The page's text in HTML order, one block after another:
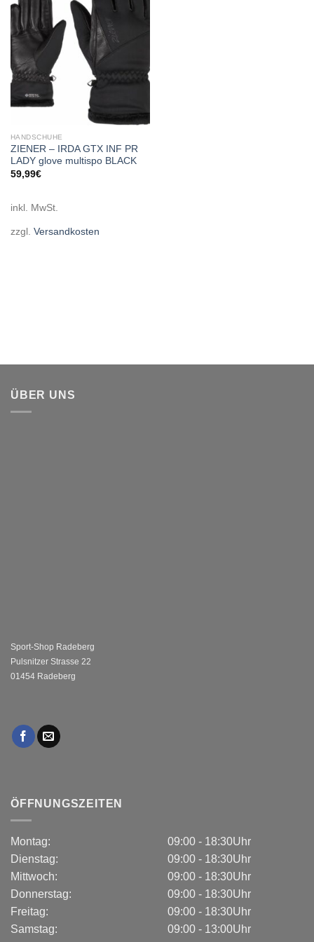
wishlist
HANDSCHUHE
ZIENER – IRDA GTX INF PR
LADY glove multispo BLACK
59,99€
inkl. MwSt.
zzgl. Versandkosten
ÜBER UNS
Sport-Shop Radeberg
Pulsnitzer Strasse 22
01454 Radeberg
ÖFFNUNGSZEITEN
Montag:
Dienstag:
Mittwoch:
Donnerstag:
Freitag:
Samstag:
09:00 - 18:30Uhr
09:00 - 18:30Uhr
09:00 - 18:30Uhr
09:00 - 18:30Uhr
09:00 - 18:30Uhr
09:00 - 13:00Uhr